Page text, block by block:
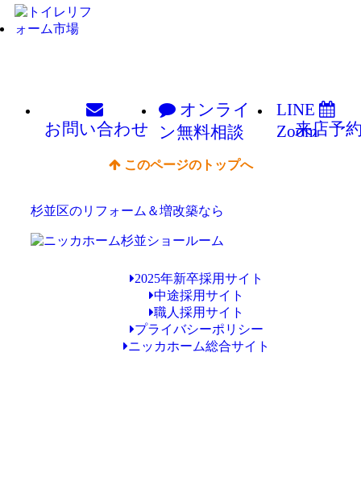
お問い合わせ
オンライ
ン無料相談
LINE
Zoom
来店予
このページのトップへ
杉並区のリフォーム＆増改築なら
2025年新卒採用サイト
中途採用サイト
職人採用サイト
プライバシーポリシー
ニッカホーム総合サイト